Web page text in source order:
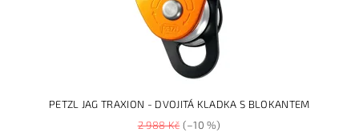
PETZL JAG TRAXION - DVOJITÁ KLADKA S BLOKANTEM
2 988 Kč(–10 %)